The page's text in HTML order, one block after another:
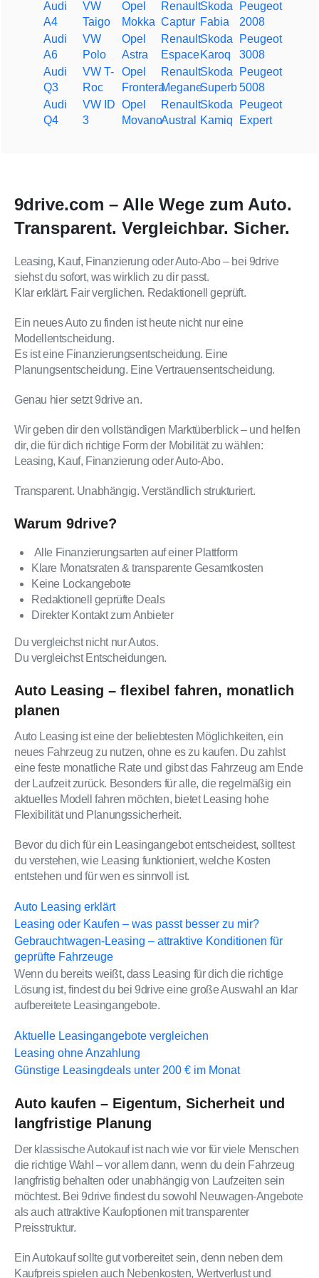
Audi
A4
Audi
A6
Audi
Q3
Audi
Q4
VW
Taigo
VW
Polo
VW T-
Roc
VW ID
3
Opel
Mokka
Opel
Astra
Opel
Frontera
Opel
Movano
Renault
Captur
Renault
Espace
Renault
Megane
Renault
Austral
Skoda
Fabia
Skoda
Karoq
Skoda
Superb
Skoda
Kamiq
Peugeot
2008
Peugeot
3008
Peugeot
5008
Peugeot
Expert
9drive.com – Alle Wege zum Auto.
Transparent. Vergleichbar. Sicher.
Leasing, Kauf, Finanzierung oder Auto-Abo – bei 9drive
siehst du sofort, was wirklich zu dir passt.
Klar erklärt. Fair verglichen. Redaktionell geprüft.
Ein neues Auto zu finden ist heute nicht nur eine
Modellentscheidung.
Es ist eine Finanzierungsentscheidung. Eine
Planungsentscheidung. Eine Vertrauensentscheidung.
Genau hier setzt 9drive an.
Wir geben dir den vollständigen Marktüberblick – und helfen
dir, die für dich richtige Form der Mobilität zu wählen:
Leasing, Kauf, Finanzierung oder Auto-Abo.
Transparent. Unabhängig. Verständlich strukturiert.
Warum 9drive?
Alle Finanzierungsarten auf einer Plattform
Klare Monatsraten & transparente Gesamtkosten
Keine Lockangebote
Redaktionell geprüfte Deals
Direkter Kontakt zum Anbieter
Du vergleichst nicht nur Autos.
Du vergleichst Entscheidungen.
Auto Leasing – flexibel fahren, monatlich
planen
Auto Leasing ist eine der beliebtesten Möglichkeiten, ein
neues Fahrzeug zu nutzen, ohne es zu kaufen. Du zahlst
eine feste monatliche Rate und gibst das Fahrzeug am Ende
der Laufzeit zurück. Besonders für alle, die regelmäßig ein
aktuelles Modell fahren möchten, bietet Leasing hohe
Flexibilität und Planungssicherheit.
Bevor du dich für ein Leasingangebot entscheidest, solltest
du verstehen, wie Leasing funktioniert, welche Kosten
entstehen und für wen es sinnvoll ist.
Auto Leasing erklärt
Leasing oder Kaufen – was passt besser zu mir?
Gebrauchtwagen-Leasing – attraktive Konditionen für
geprüfte Fahrzeuge
Wenn du bereits weißt, dass Leasing für dich die richtige
Lösung ist, findest du bei 9drive eine große Auswahl an klar
aufbereitete Leasingangebote.
Aktuelle Leasingangebote vergleichen
Leasing ohne Anzahlung
Günstige Leasingdeals unter 200 € im Monat
Auto kaufen – Eigentum, Sicherheit und
langfristige Planung
Der klassische Autokauf ist nach wie vor für viele Menschen
die richtige Wahl – vor allem dann, wenn du dein Fahrzeug
langfristig behalten oder unabhängig von Laufzeiten sein
möchtest. Bei 9drive findest du sowohl Neuwagen-Angebote
als auch attraktive Kaufoptionen mit transparenter
Preisstruktur.
Ein Autokauf sollte gut vorbereitet sein, denn neben dem
Kaufpreis spielen auch Nebenkosten, Wertverlust und